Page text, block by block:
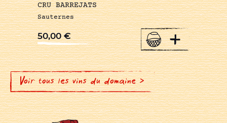
CRU BARREJATS
Sauternes
50,00€ +
Voir tous les vins du domaine >